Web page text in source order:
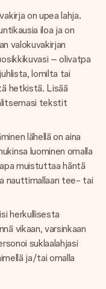
on upea lahja.
iloa ja on
valokuvakirjan
– olivatpa
lomilta tai
hetkistä. Lisää
tekstit
lähellä on aina
luominen omalla
muistuttaa häntä
nauttimallaan tee- tai
herkullisesta
vikaan, varsinkaan
suklaalahjasi
ja/tai omalla